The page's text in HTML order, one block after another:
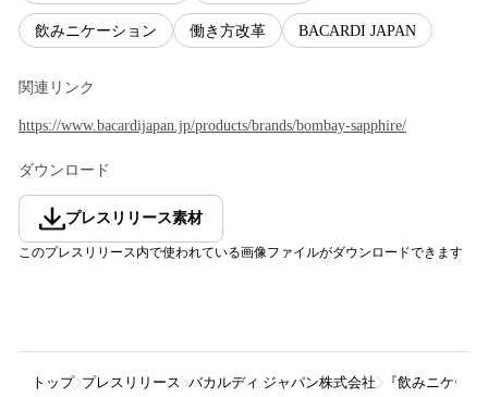
飲みニケーション 働き方改革 BACARDI JAPAN
関連リンク
https://www.bacardijapan.jp/products/brands/bombay-sapphire/
ダウンロード
プレスリリース素材
このプレスリリース内で使われている画像ファイルがダウンロードできます
トップ プレスリリース バカルディ ジャパン株式会社 『飲みニケー